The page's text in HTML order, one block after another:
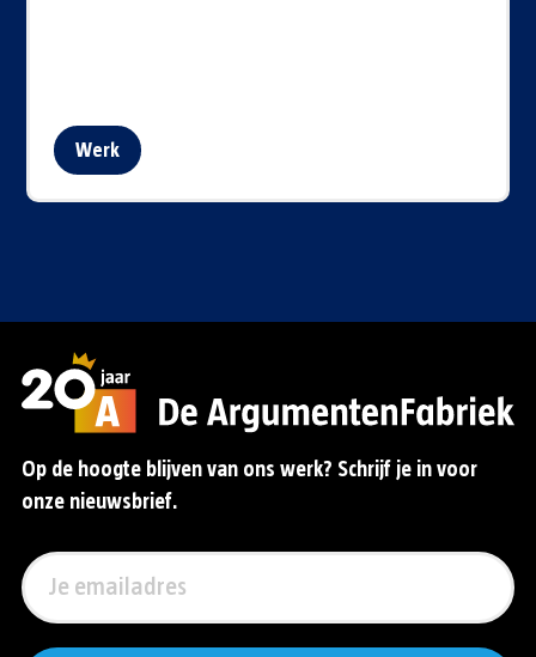
Werk
Op de hoogte blijven van ons werk? Schrijf je in voor
onze nieuwsbrief.